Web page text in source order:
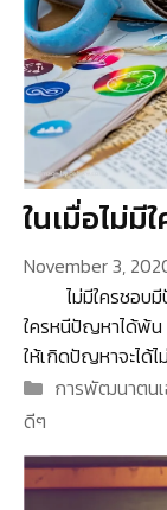
ในเมื่อไม่
November 3,
ไม่มีใครชอบ
ใครหนีปัญหาได้พ้น
ให้เกิดปัญหาจะได้
Categories
การพัฒนาตน
ดีๆ